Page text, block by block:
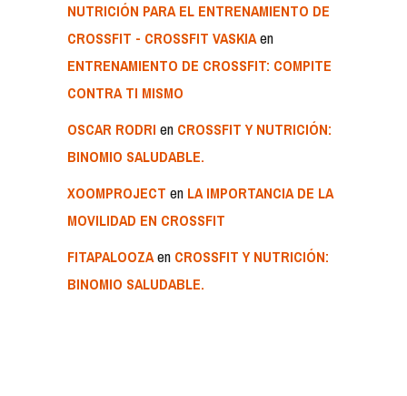
NUTRICIÓN PARA EL ENTRENAMIENTO DE
CROSSFIT - CROSSFIT VASKIAen
ENTRENAMIENTO DE CROSSFIT: COMPITE
CONTRA TI MISMO
OSCAR RODRI en CROSSFIT Y NUTRICIÓN:
BINOMIO SALUDABLE.
XOOMPROJECT en LA IMPORTANCIA DE LA
MOVILIDAD EN CROSSFIT
FITAPALOOZAen CROSSFIT Y NUTRICIÓN:
BINOMIO SALUDABLE.